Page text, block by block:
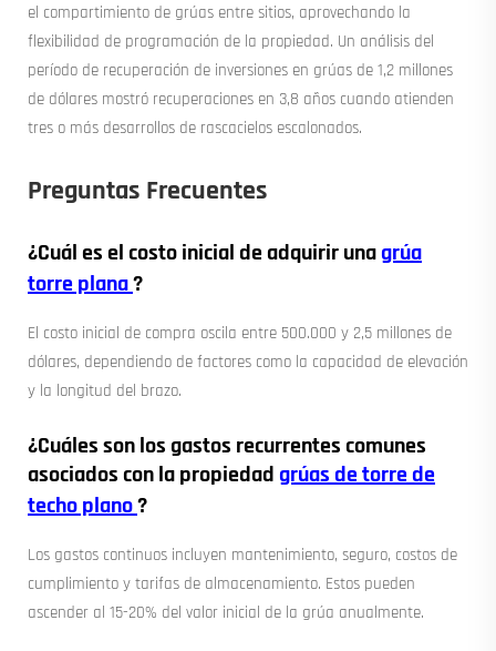
el compartimiento de grúas entre sitios, aprovechando la
flexibilidad de programación de la propiedad. Un análisis del
período de recuperación de inversiones en grúas de 1,2 millones
de dólares mostró recuperaciones en 3,8 años cuando atienden
tres o más desarrollos de rascacielos escalonados.
Preguntas Frecuentes
¿Cuál es el costo inicial de adquirir unagrúa
torre plana?
El costo inicial de compra oscila entre 500.000 y 2,5 millones de
dólares, dependiendo de factores como la capacidad de elevación
y la longitud del brazo.
¿Cuáles son los gastos recurrentes comunes
asociados con la propiedad grúas de torre de
techo plano?
Los gastos continuos incluyen mantenimiento, seguro, costos de
cumplimiento y tarifas de almacenamiento. Estos pueden
ascender al 15-20% del valor inicial de la grúa anualmente.